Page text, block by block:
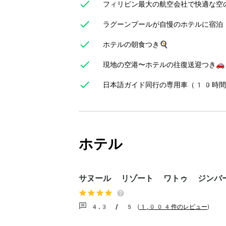
フィリピン最大の航空会社で快適な空
ラグーンプールが自慢のホテルに宿泊
ホテルの朝食つき🍳
現地の空港〜ホテルの往復送迎つき🚗
日本語ガイド同行の専用車（10時
ホテル
サヌール リゾート ワトゥ ジンバ
4.3 / 5 ( 1,004件のレビュー)